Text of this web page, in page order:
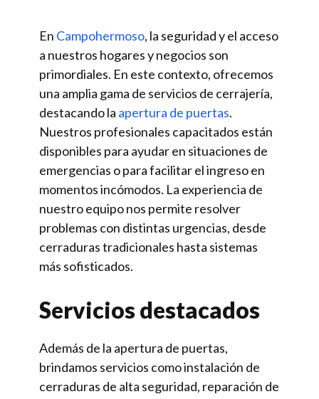
En Campohermoso, la seguridad y el acceso
a nuestros hogares y negocios son
primordiales. En este contexto, ofrecemos
una amplia gama de servicios de cerrajería,
destacando la apertura de puertas.
Nuestros profesionales capacitados están
disponibles para ayudar en situaciones de
emergencias o para facilitar el ingreso en
momentos incómodos. La experiencia de
nuestro equipo nos permite resolver
problemas con distintas urgencias, desde
cerraduras tradicionales hasta sistemas
más sofisticados.
Servicios destacados
Además de la apertura de puertas,
brindamos servicios como instalación de
cerraduras de alta seguridad, reparación de